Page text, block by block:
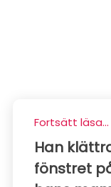
Fortsätt läsa...
Han
fönstret